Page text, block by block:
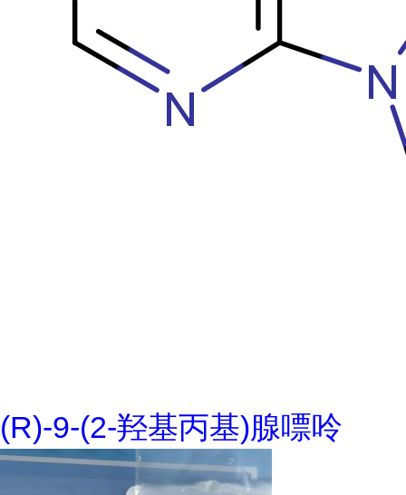
(R)-9-(2-羟基丙基)腺嘌呤